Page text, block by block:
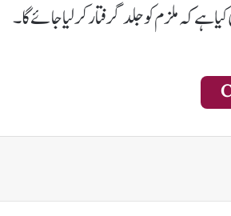
کہ ملزم کو جلد گرفتار کرلیا جائے گا۔